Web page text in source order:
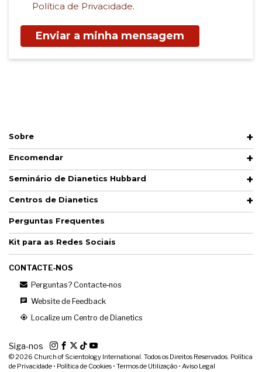
Política de Privacidade.
Enviar a minha mensagem
Sobre
Encomendar
Seminário de Dianetics Hubbard
Centros de Dianetics
Perguntas Frequentes
Kit para as Redes Sociais
CONTACTE‑NOS
Perguntas? Contacte‑nos
Website de Feedback
Localize um Centro de Dianetics
Siga‑nos
© 2026 Church of Scientology International. Todos os Direitos Reservados. Política
de Privacidade • Política de Cookies • Termos de Utilização • Aviso Legal